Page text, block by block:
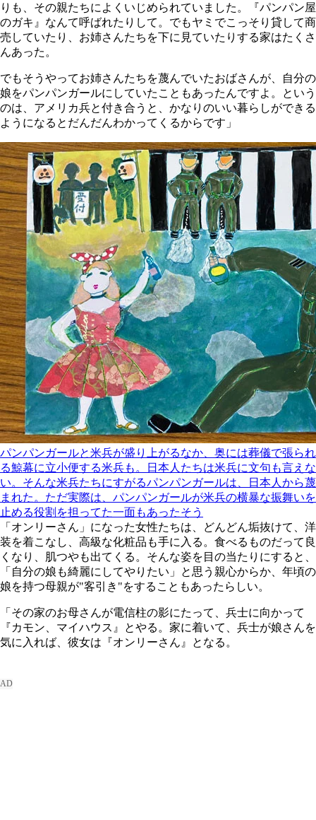
りも、その親たちによくいじめられていました。『パンパン屋
のガキ』なんて呼ばれたりして。でもヤミでこっそり貸して商
売していたり、お姉さんたちを下に見ていたりする家はたくさ
んあった。
でもそうやってお姉さんたちを蔑んでいたおばさんが、自分の
娘をパンパンガールにしていたこともあったんですよ。という
のは、アメリカ兵と付き合うと、かなりのいい暮らしができる
ようになるとだんだんわかってくるからです」
パンパンガールと米兵が盛り上がるなか、奥には葬儀で張られ
る鯨幕に立小便する米兵も。日本人たちは米兵に文句も言えな
い。そんな米兵たちにすがるパンパンガールは、日本人から蔑
まれた。ただ実際は、パンパンガールが米兵の横暴な振舞いを
止める役割を担ってた一面もあったそう
「オンリーさん」になった女性たちは、どんどん垢抜けて、洋
装を着こなし、高級な化粧品も手に入る。食べるものだって良
くなり、肌つやも出てくる。そんな姿を目の当たりにすると、
「自分の娘も綺麗にしてやりたい」と思う親心からか、年頃の
娘を持つ母親が"客引き"をすることもあったらしい。
「その家のお母さんが電信柱の影にたって、兵士に向かって
『カモン、マイハウス』とやる。家に着いて、兵士が娘さんを
気に入れば、彼女は『オンリーさん』となる。